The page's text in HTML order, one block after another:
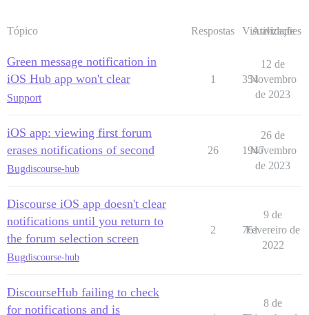
Tópico Respostas Visualizações
Atividade
Green message notification in
iOS Hub app won't clear
Support
1 354
12 de
Novembro
de 2023
iOS app: viewing first forum
erases notifications of second
Bugdiscourse-hub
26 1947
26 de
Novembro
de 2023
Discourse iOS app doesn't clear
notifications until you return to
the forum selection screen
Bugdiscourse-hub
2 761
9 de
Fevereiro de
2022
DiscourseHub failing to check
for notifications and is
8 de